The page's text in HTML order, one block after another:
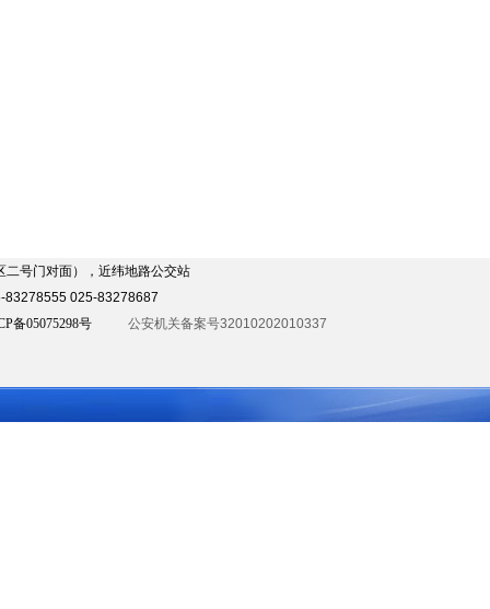
号门对面），近纬地路公交站
83278555 025-83278687
备05075298号
公安机关备案号32010202010337